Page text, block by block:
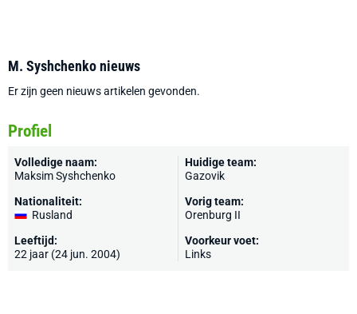
M. Syshchenko nieuws
Er zijn geen nieuws artikelen gevonden.
Profiel
Volledige naam:
Maksim Syshchenko
Nationaliteit:
Rusland
Leeftijd:
22 jaar (24 jun. 2004)
Huidige team:
Gazovik
Vorig team:
Orenburg II
Voorkeur voet:
Links